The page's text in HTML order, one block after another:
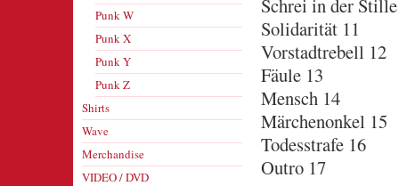
Punk W
Punk X
Punk Y
Punk Z
Shirts
Wave
Merchandise
VIDEO / DVD
Schrei in der
Solidarität 11
Vorstadtrebell 12
Fäule 13
Mensch 14
Märchenonkel 15
Todesstrafe 16
Outro 17